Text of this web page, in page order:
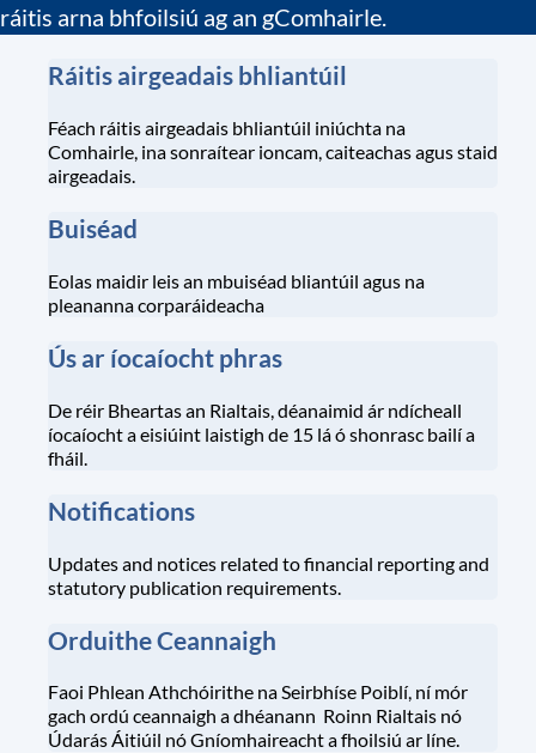
ráitis arna bhfoilsiú ag an gComhairle.
Ráitis airgeadais bhliantúil
Féach ráitis airgeadais bhliantúil iniúchta na
Comhairle, ina sonraítear ioncam, caiteachas agus staid
airgeadais.
Buiséad
Eolas maidir leis an mbuiséad bliantúil agus na
pleananna corparáideacha
Ús ar íocaíocht phras
De réir Bheartas an Rialtais, déanaimid ár ndícheall
íocaíocht a eisiúint laistigh de 15 lá ó shonrasc bailí a
fháil.
Notifications
Updates and notices related to financial reporting and
statutory publication requirements.
Orduithe Ceannaigh
Faoi Phlean Athchóirithe na Seirbhíse Poiblí, ní mór
gach ordú ceannaigh a dhéanann Roinn Rialtais nó
Údarás Áitiúil nó Gníomhaireacht a fhoilsiú ar líne.